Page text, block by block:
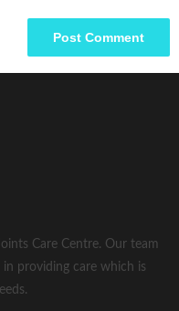
Care Centre. Our team
providing care which is